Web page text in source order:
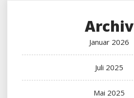
Archiv
Januar 2026
Juli 2025
Mai 2025